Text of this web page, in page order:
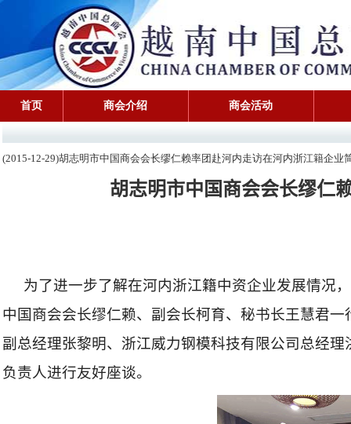
首页 商会介绍 商会活动
(2015-12-29)胡志明市中国商会会长缪仁赖率团赴河内走访在河内浙江籍企业
胡志明市中国商会会长缪仁
为了进一步了解在河内浙江籍中资企业发展情况
中国商会会长缪仁赖、副会长柯育、秘书长王慧君
副总经理张黎明、浙江威力钢模科技有限公司总经
负责人进行友好座谈。